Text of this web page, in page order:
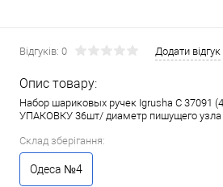
Відгуків: 0 Додати відгук
Опис товару:
Набор шариковых ручек Igrusha С 37091
УПАКОВКУ 36шт/ диаметр пишущего
Склад зберігання:
Одеса №4